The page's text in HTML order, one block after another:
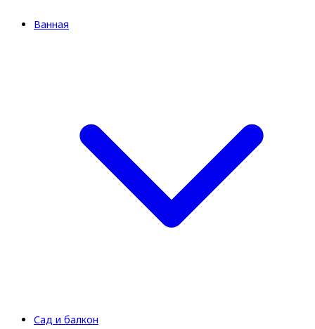
Ванная
Сад и балкон